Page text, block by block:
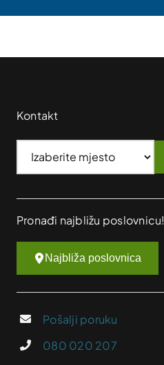
Kontakt
Pronađi najbližu poslovnicu!
Najbliža poslovnica
Pošalji poruku
080 020 207